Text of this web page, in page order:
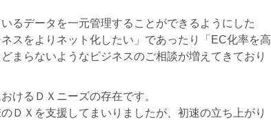
るデータを一元管理することができるようにした
スをよりネット化したい」であったり「EC化率を高
まらないようなビジネスのご相談が増えてきており
けるＤＸニーズの存在です。
ＤＸを支援してまいりましたが、初速の立ち上がり